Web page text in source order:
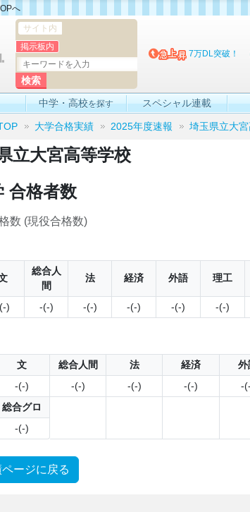
へ
サイト内
掲示板内
7万DL突破！
中学・高校を探す スペシャル連載
大学合格実績 2025年度速報 埼玉県立大
立大宮高等学校
合格者数
数 (現役合格数)
総合人
間
法 経済 外語 理工
) -(-) -(-) -(-) -(-) -(-)
文 総合人間 法 経済 外
-(-) -(-) -(-) -(-) -
総合グロ
-(-)
ージに戻る